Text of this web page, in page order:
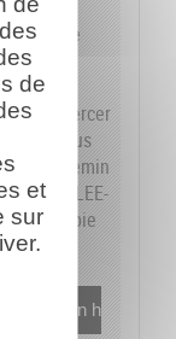
la
votre
exercer
en vous
du Chemin
LA-VALLEE-
une copie
de
et
sur